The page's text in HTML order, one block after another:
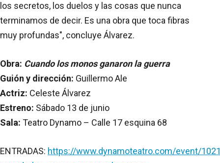
los secretos, los duelos y las cosas que nunca
terminamos de decir. Es una obra que toca fibras
muy profundas", concluye Álvarez.
Obra: Cuando los monos ganaron la guerra
Guión y dirección: Guillermo Ale
Actriz: Celeste Álvarez
Estreno: Sábado 13 de junio
Sala: Teatro Dynamo – Calle 17 esquina 68
ENTRADAS: https://www.dynamoteatro.com/event/